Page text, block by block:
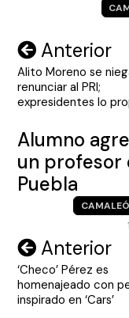
Navegación
de
entradas
Anterior
Alito Moreno se
renunciar al PRI;
expresidentes lo
Alumno
un profesor
Puebla
Navegación
de
entradas
Anterior
‘Checo’ Pérez es
homenajeado con
inspirado en ‘Cars’